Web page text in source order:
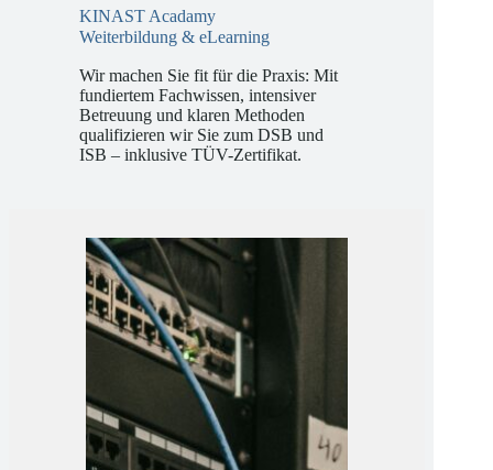
KINAST Acadamy
Wir machen Sie fit für die Praxis: Mit
fundiertem Fachwissen, intensiver
Betreuung und klaren Methoden
qualifizieren wir Sie zum DSB und